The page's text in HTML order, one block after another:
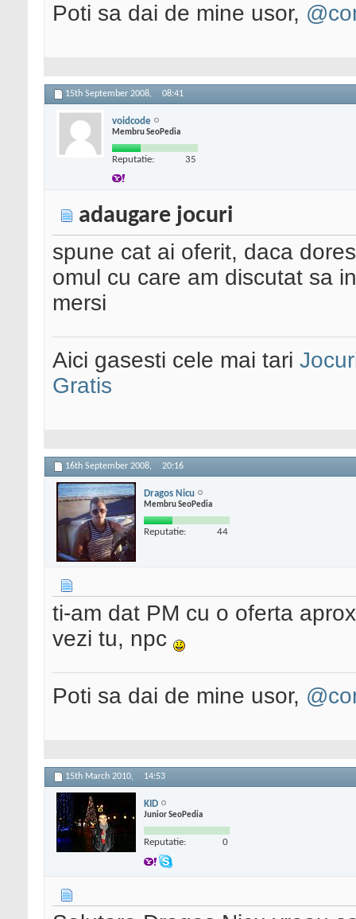
Poti sa dai de mine usor,
15th September 2008, 08:41
voidcode
Membru SeoPedia
Reputatie: 35
adaugare jocuri
spune cat ai oferit, daca
omul cu care am discutat sa
mersi
Aici gasesti cele mai tari
Gratis
16th September 2008, 20:16
Dragos Nicu
Membru SeoPedia
Reputatie: 44
ti-am dat PM cu o oferta
vezi tu, npc
Poti sa dai de mine usor,
15th March 2010, 14:53
KID
Junior SeoPedia
Reputatie: 0